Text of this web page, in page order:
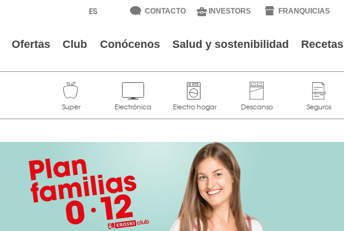
CONTACTO INVESTORS FRANQUICIAS
Ofertas Club Conócenos Salud y sostenibilidad Recetas